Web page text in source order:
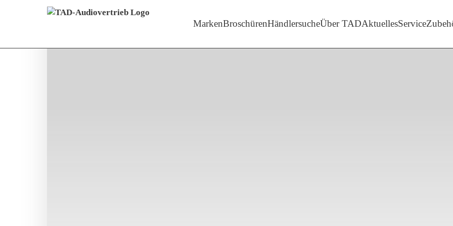
Menü überspringen
Marken
Zeige Menü-Unterpunkte von 'Marken'
BroschürenHändlersucheÜber TADAktuellesService